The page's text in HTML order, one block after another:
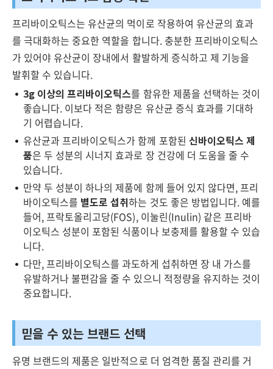
프리바이오틱스는 유산균의 먹이로 작용하여 유산균의 효과
를 극대화하는 중요한 역할을 합니다. 충분한 프리바이오틱스
가 있어야 유산균이 장내에서 활발하게 증식하고 제 기능을
발휘할 수 있습니다.
3g 이상의 프리바이오틱스를 함유한 제품을 선택하는 것이
좋습니다. 이보다 적은 함량은 유산균 증식 효과를 기대하
기 어렵습니다.
유산균과 프리바이오틱스가 함께 포함된 신바이오틱스 제
품은 두 성분의 시너지 효과로 장 건강에 더 도움을 줄 수
있습니다.
만약 두 성분이 하나의 제품에 함께 들어 있지 않다면, 프리
바이오틱스를 별도로 섭취하는 것도 좋은 방법입니다. 예를
들어, 프락토올리고당(FOS), 이눌린(Inulin) 같은 프리바
이오틱스 성분이 포함된 식품이나 보충제를 활용할 수 있습
니다.
다만, 프리바이오틱스를 과도하게 섭취하면 장 내 가스를
유발하거나 불편감을 줄 수 있으니 적정량을 유지하는 것이
중요합니다.
믿을 수 있는 브랜드 선택
유명 브랜드의 제품은 일반적으로 더 엄격한 품질 관리를 거